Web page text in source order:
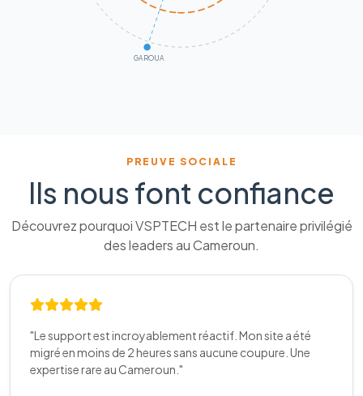
GAROUA
PREUVE SOCIALE
Ils nous font confiance
Découvrez pourquoi VSPTECH est le partenaire privilégié
des leaders au Cameroun.
"Le support est incroyablement réactif. Mon site a été
migré en moins de 2 heures sans aucune coupure. Une
expertise rare au Cameroun."